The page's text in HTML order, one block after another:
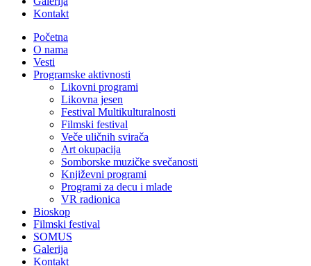
Kontakt
Početna
O nama
Vesti
Programske aktivnosti
Likovni programi
Likovna jesen
Festival Multikulturalnosti
Filmski festival
Veče uličnih svirača
Art okupacija
Somborske muzičke svečanosti
Književni programi
Programi za decu i mlade
VR radionica
Bioskop
Filmski festival
SOMUS
Galerija
Kontakt